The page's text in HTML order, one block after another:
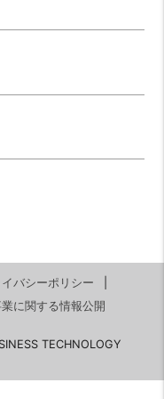
バシーポリシー
に関する情報公開
TECHNOLOGY